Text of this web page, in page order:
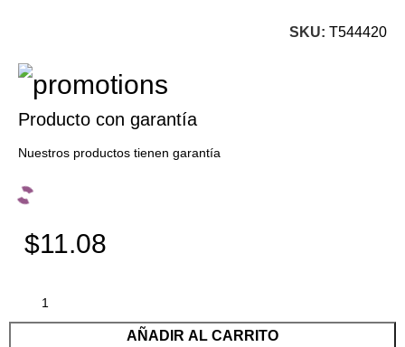
SKU: T544420
Producto con garantía
Nuestros productos tienen garantía
$11.08
AÑADIR AL CARRITO